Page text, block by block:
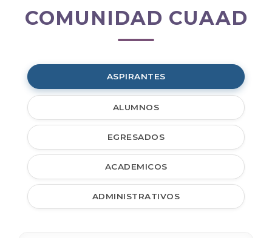
Comunidad
COMUNIDAD CUAAD
ASPIRANTES
ALUMNOS
EGRESADOS
ACADEMICOS
ADMINISTRATIVOS